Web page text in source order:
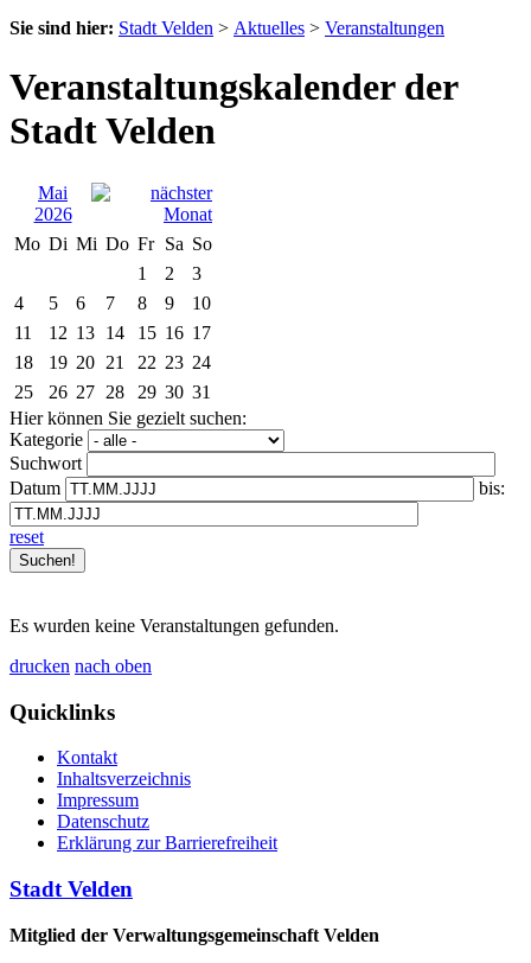
Sie sind hier: Stadt Velden > Aktuelles > Veranstaltungen
Veranstaltungskalender der
Stadt Velden
Mai
2026
Mo Di Mi Do Fr Sa So
1
2
3
4
5 6 7 8 9
10
11
12 13 14 15 16 17
18
19 20 21 22 23 24
25
26 27 28 29 30 31
Hier können Sie gezielt suchen:
Kategorie
Suchwort
Datum
bis:
reset
Es wurden keine Veranstaltungen gefunden.
drucken nach oben
Quicklinks
Kontakt
Inhaltsverzeichnis
Impressum
Datenschutz
Erklärung zur Barrierefreiheit
Stadt Velden
Mitglied der Verwaltungsgemeinschaft Velden